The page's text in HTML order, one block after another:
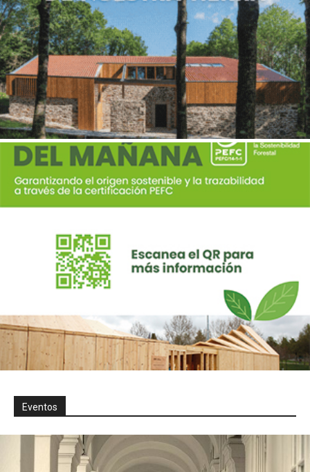
Eventos